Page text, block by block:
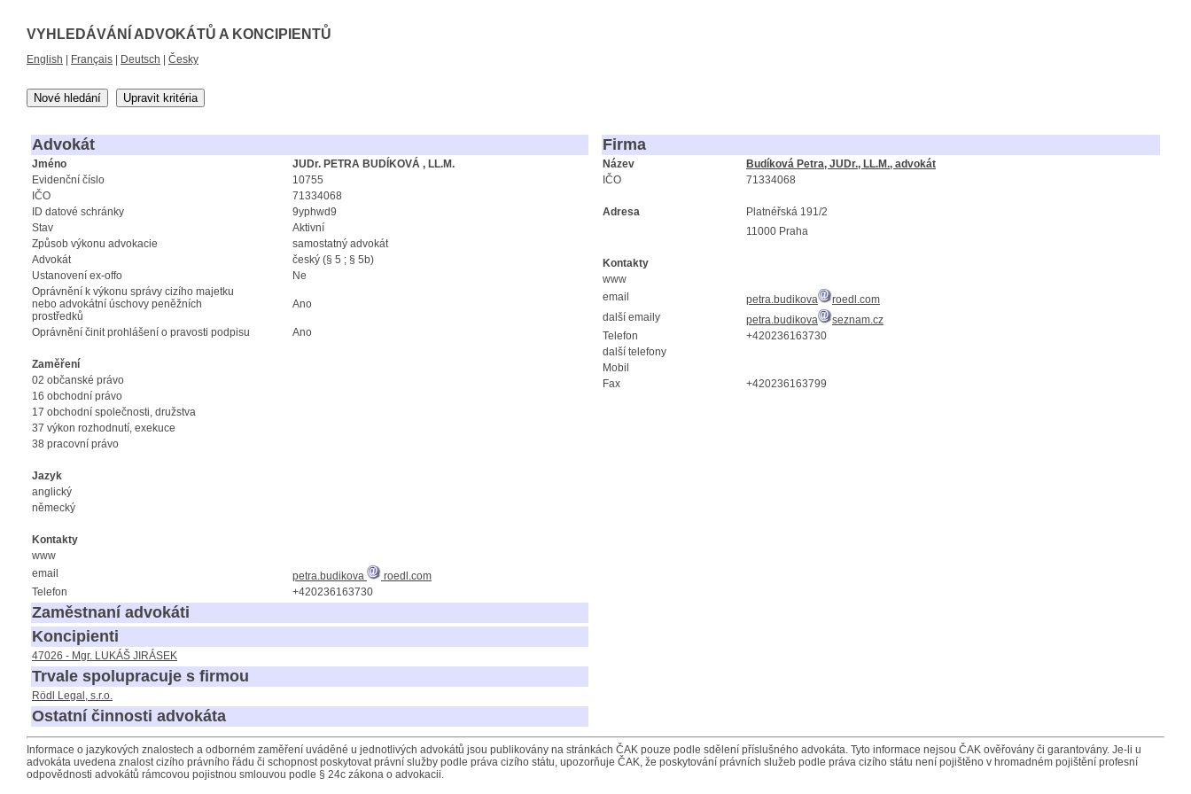
VYHLEDÁVÁNÍ ADVOKÁTŮ A KONCIPIENTŮ
English Français Deutsch Česky
Nové hledání Upravit kritéria
Advokát
Jméno
JUDr. PETRA BUDÍKOVÁ , LL.M.
Evidenční číslo
10755
IČO
71334068
ID datové schránky
9yphwd9
Stav
Aktivní
Způsob výkonu advokacie
samostatný advokát
Advokát
český (§ 5 ; § 5b)
Ustanovení ex-offo
Ne
Oprávnění k výkonu správy cizího majetku
nebo advokátní úschovy peněžních
prostředků
Ano
Oprávnění činit prohlášení o pravosti podpisu Ano
Zaměření
02 občanské právo
16 obchodní právo
17 obchodní společnosti, družstva
37 výkon rozhodnutí, exekuce
38 pracovní právo
Jazyk
anglický
německý
Kontakty
www
email
petra.budikova
roedl.com
Telefon
+420236163730
Zaměstnaní advokáti
Koncipienti
47026 - Mgr. LUKÁŠ JIRÁSEK
Trvale spolupracuje s firmou
Rödl Legal, s.r.o.
Ostatní činnosti advokáta
Firma
Název
Budíková Petra, JUDr., LL.M., advokát
IČO
71334068
Adresa
Platnéřská 191/2
11000 Praha
Kontakty
www
email
petra.budikova
roedl.com
další emaily
petra.budikova
seznam.cz
Telefon
+420236163730
další telefony
Mobil
Fax
+420236163799
Informace o jazykových znalostech a odborném zaměření uváděné u jednotlivých advokátů jsou publikovány na stránkách ČAK pouze podle sdělení příslušného advokáta. Tyto informace nejsou ČAK ověřovány či garantovány. Je-li u
advokáta uvedena znalost cizího právního řádu či schopnost poskytovat právní služby podle práva cizího státu, upozorňuje ČAK, že poskytování právních služeb podle práva cizího státu není pojištěno v hromadném pojištění profesní
odpovědnosti advokátů rámcovou pojistnou smlouvou podle § 24c zákona o advokacii.